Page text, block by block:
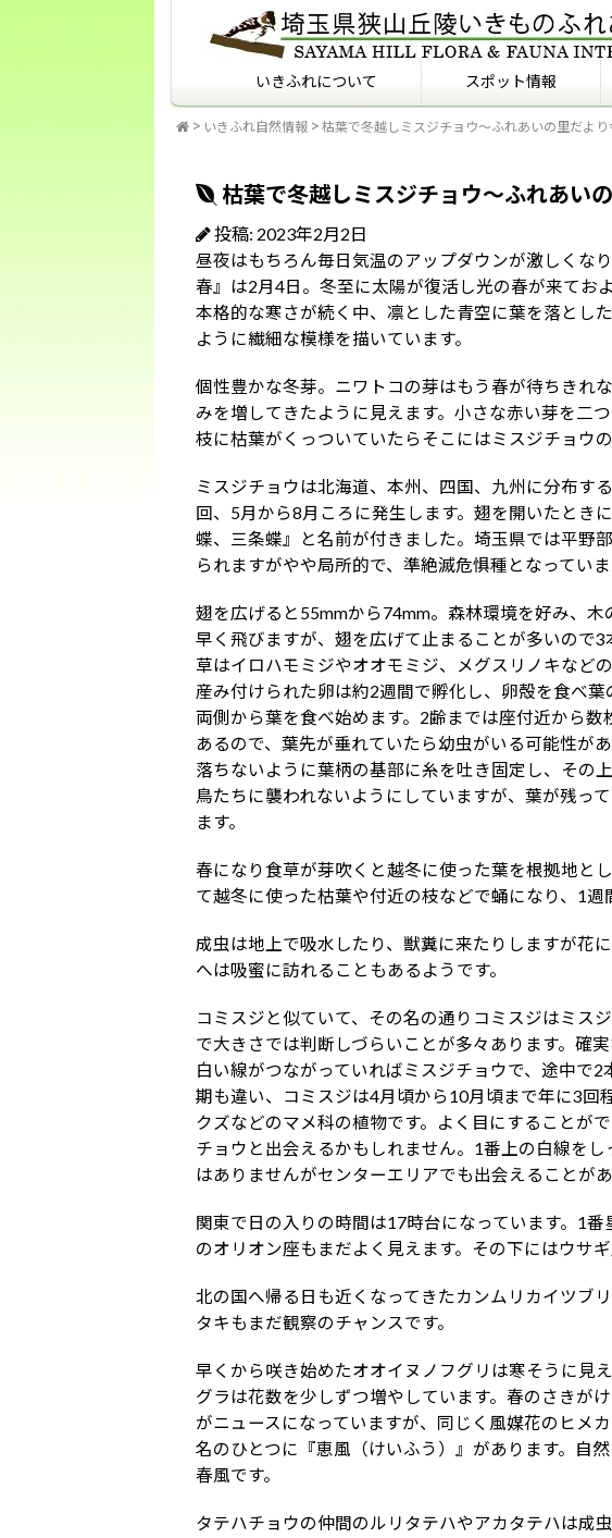
いきふれについて
いきふれについて
いきふれプログラム紹介
フィールドマナーを知っ
スポット情報
いきふれ自然情報 枯葉で冬越しミスジチョウ～ふれあいの里だよ
枯葉で冬越しミスジチョウ～ふれあい
投稿: 2023年2月2日
昼夜はもちろん毎日気温のアップダウンが激しくな
春』は2月4日。冬至に太陽が復活し光の春が来てお
本格的な寒さが続く中、凛とした青空に葉を落とし
ように繊細な模様を描いています。
個性豊かな冬芽。ニワトコの芽はもう春が待ちきれ
みを増してきたように見えます。小さな赤い芽を二
枝に枯葉がくっついていたらそこにはミスジチョウ
ミスジチョウは北海道、本州、四国、九州に分布す
回、5月から8月ころに発生します。翅を開いたとき
蝶、三条蝶』と名前が付きました。埼玉県では平野
られますがやや局所的で、準絶滅危惧種となっていま
翅を広げると55mmから74mm。森林環境を好み、
早く飛びますが、翅を広げて止まることが多いので
草はイロハモミジやオオモミジ、メグスリノキなど
産み付けられた卵は約2週間で孵化し、卵殻を食べ
両側から葉を食べ始めます。2齢までは座付近から
あるので、葉先が垂れていたら幼虫がいる可能性が
落ちないように葉柄の基部に糸を吐き固定し、その
鳥たちに襲われないようにしていますが、葉が残っ
ます。
春になり食草が芽吹くと越冬に使った葉を根拠地と
て越冬に使った枯葉や付近の枝などで蛹になり、1週
成虫は地上で吸水したり、獣糞に来たりしますが花
へは吸蜜に訪れることもあるようです。
コミスジと似ていて、その名の通りコミスジはミス
で大きさでは判断しづらいことが多々あります。確
白い線がつながっていればミスジチョウで、途中で
期も違い、コミスジは4月頃から10月頃まで年に3回
クズなどのマメ科の植物です。よく目にすることが
チョウと出会えるかもしれません。1番上の白線を
はありませんがセンターエリアでも出会えることがあ
関東で日の入りの時間は17時台になっています。1
のオリオン座もまだよく見えます。その下にはウサ
北の国へ帰る日も近くなってきたカンムリカイツブ
タキもまだ観察のチャンスです。
早くから咲き始めたオオイヌノフグリは寒そうに見
グラは花数を少しずつ増やしています。春のさきが
がニュースになっていますが、同じく風媒花のヒメ
名のひとつに『恵風（けいふう）』があります。自
春風です。
タテハチョウの仲間のルリタテハやアカタテハは成